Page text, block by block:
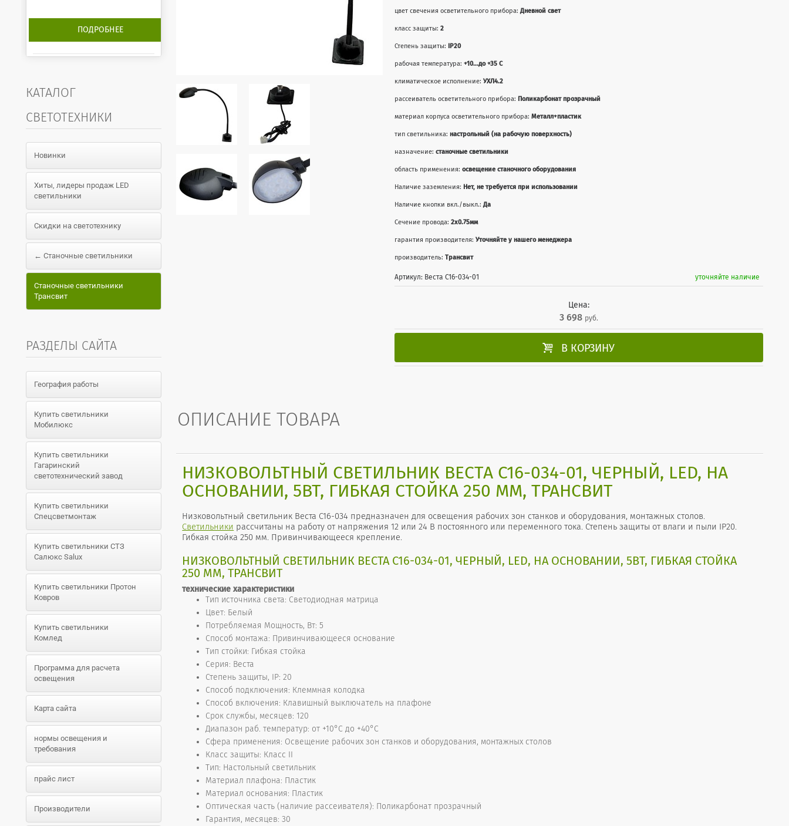
ПОДРОБНЕЕ
КАТАЛОГ
СВЕТОТЕХНИКИ
Новинки
Хиты, лидеры продаж LED
светильники
Скидки на светотехнику
← Станочные светильники
Станочные светильники
Трансвит
РАЗДЕЛЫ САЙТА
География работы
Купить светильники
Мобилюкс
Купить светильники
Гагаринский
светотехнический завод
Купить светильники
Спецсветмонтаж
Купить светильники СТЗ
Салюкс Salux
Купить светильники Протон
Ковров
Купить светильники
Комлед
Программа для расчета
освещения
Карта сайта
нормы освещения и
требования
прайс лист
Производители
цвет свечения осветительного прибора:Дневной свет
класс защиты: 2
Степень защиты: IP20
рабочая температура: +10...до +35 С
климатическое исполнение: УХЛ4.2
рассеиватель осветительного прибора: Поликарбонат прозрачный
материал корпуса осветительного прибора: Металл+пластик
тип светильника: настрольный (на рабочую поверхность)
назначение: станочные светильники
область применения: освещение станочного оборудования
Наличие заземления: Нет, не требуется при использовании
Наличие кнопки вкл./выкл.:Да
Сечение провода: 2x0.75мм
гарантия производителя: Уточняйте у нашего менеджера
производитель: Трансвит
Артикул: Веста С16-034-01 уточняйте наличие
Цена:
3 698 руб.
 В КОРЗИНУ
ОПИСАНИЕ ТОВАРА
НИЗКОВОЛЬТНЫЙ СВЕТИЛЬНИК ВЕСТА С16-034-01, ЧЕРНЫЙ, LED, НА
ОСНОВАНИИ, 5ВТ, ГИБКАЯ СТОЙКА 250 ММ, ТРАНСВИТ
Низковольтный светильник Веста С16-034 предназначен для освещения рабочих зон станков и оборудования, монтажных столов.
Светильники рассчитаны на работу от напряжения 12 или 24 В постоянного или переменного тока. Степень защиты от влаги и пыли IP20.
Гибкая стойка 250 мм. Привинчивающееся крепление.
НИЗКОВОЛЬТНЫЙ СВЕТИЛЬНИК ВЕСТА С16-034-01, ЧЕРНЫЙ, LED, НА ОСНОВАНИИ, 5ВТ, ГИБКАЯ СТОЙКА
250 ММ, ТРАНСВИТ
технические характеристики
Тип источника света: Светодиодная матрица
Цвет: Белый
Потребляемая Мощность, Вт: 5
Способ монтажа: Привинчивающееся основание
Тип стойки: Гибкая стойка
Серия: Веста
Степень защиты, IP: 20
Способ подключения: Клеммная колодка
Способ включения: Клавишный выключатель на плафоне
Срок службы, месяцев: 120
Диапазон раб. температур: от +10°С до +40°С
Сфера применения: Освещение рабочих зон станков и оборудования, монтажных столов
Класс защиты: Класс II
Тип: Настольный светильник
Материал плафона: Пластик
Материал основания: Пластик
Оптическая часть (наличие рассеивателя): Поликарбонат прозрачный
Гарантия, месяцев: 30